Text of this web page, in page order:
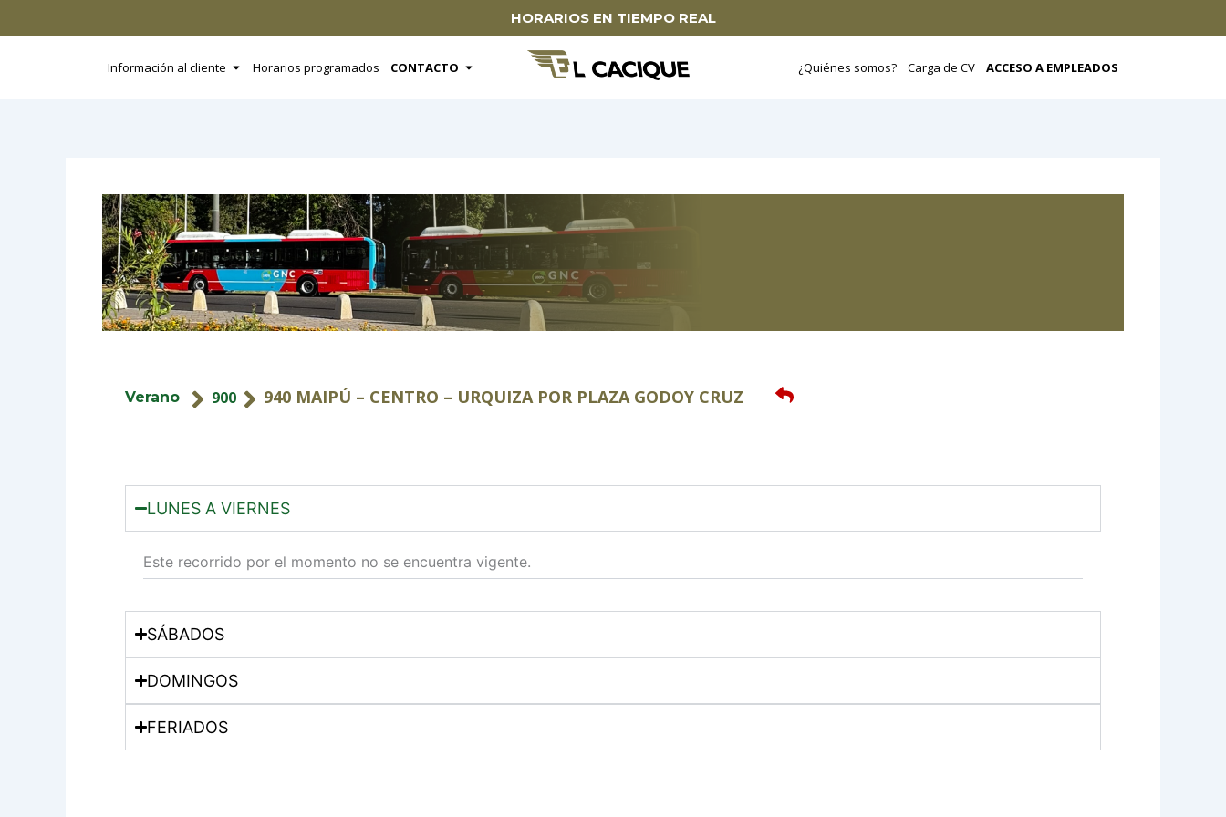
al
HORARIOS EN TIEMPO REAL
Información al cliente Open Información al cliente
Horarios programados CONTACTO Open CONTACTO ¿Quiénes somos? Carga de CV ACCESO A EMPLEADOS
Verano 900 940 MAIPÚ – CENTRO – URQUIZA POR PLAZA GODOY CRUZ
LUNES A VIERNES
Este recorrido por el momento no se encuentra vigente.
SÁBADOS
DOMINGOS
FERIADOS